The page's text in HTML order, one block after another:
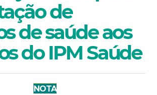
de
de saúde aos
do IPM Saúde
NOTA